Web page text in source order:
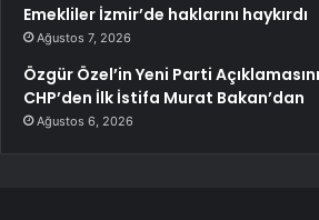
Emekliler İzmir’de haklarını haykırdı
Ağustos 7, 2026
Özgür Özel’in Yeni Parti
CHP’den İlk İstifa Murat Bakan’dan
Ağustos 6, 2026